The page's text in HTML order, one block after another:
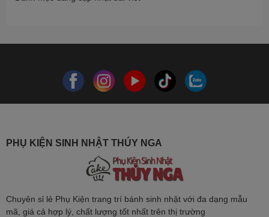
PHỤ KIỆN SINH NHẬT THÚY NGA
Chuyên sỉ lẻ Phụ Kiện trang trí bánh sinh nhật với đa dạng mẫu
mã, giá cả hợp lý, chất lượng tốt nhất trên thị trường